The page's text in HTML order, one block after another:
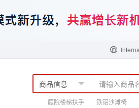
庭院楼梯扶手 铁铝沙滩椅